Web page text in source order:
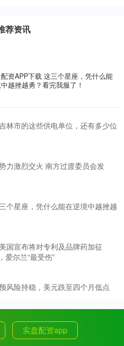
荐资讯
资APP下载 这三个星座，凭什么能
越挫越勇？看完我服了！
林市的这些供电单位，还有多少位
力激烈交火 南方过渡委员会发
个星座，凭什么能在逆境中越挫越
国宣布将对专利及品牌药加征
爱尔兰“最受伤”
风险持稳，美元跌至四个月低点
实盘配资app